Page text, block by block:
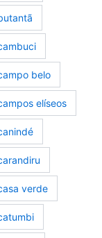
belo
elíseos
verde